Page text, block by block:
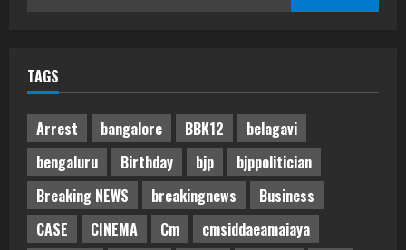
TAGS
Arrest bangalore BBK12
belagavi
bengaluru
Birthday bjp
bjppolitician
Breaking NEWS
breakingnews
Business
CASE
CINEMA Cm
cmsiddaeamaiaya